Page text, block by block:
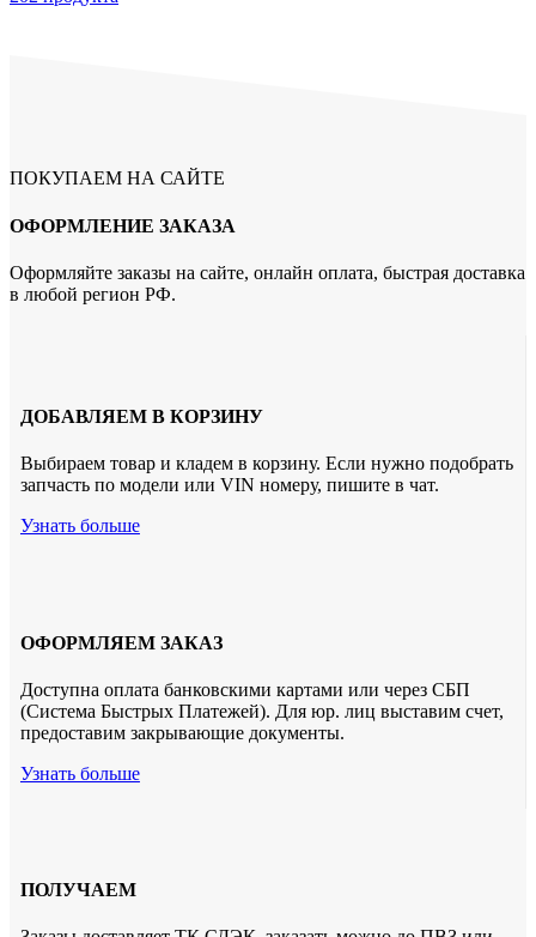
ПОКУПАЕМ НА САЙТЕ
ОФОРМЛЕНИЕ ЗАКАЗА
Оформляйте заказы на сайте, онлайн оплата, быстрая доставка
в любой регион РФ.
ДОБАВЛЯЕМ В КОРЗИНУ
Выбираем товар и кладем в корзину. Если нужно подобрать
запчасть по модели или VIN номеру, пишите в чат.
Узнать больше
ОФОРМЛЯЕМ ЗАКАЗ
Доступна оплата банковскими картами или через СБП
(Система Быстрых Платежей). Для юр. лиц выставим счет,
предоставим закрывающие документы.
Узнать больше
ПОЛУЧАЕМ